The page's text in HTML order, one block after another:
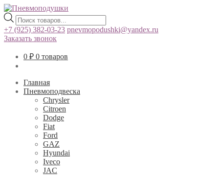
Поиск
товаров
+7 (925) 382-03-23 pnevmopodushki@yandex.ru
Заказать звонок
0 ₽ 0 товаров
Главная
Пневмоподвеска
Chrysler
Citroen
Dodge
Fiat
Ford
GAZ
Hyundai
Iveco
JAC